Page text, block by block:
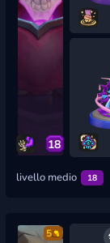
18
livello medio 18
5